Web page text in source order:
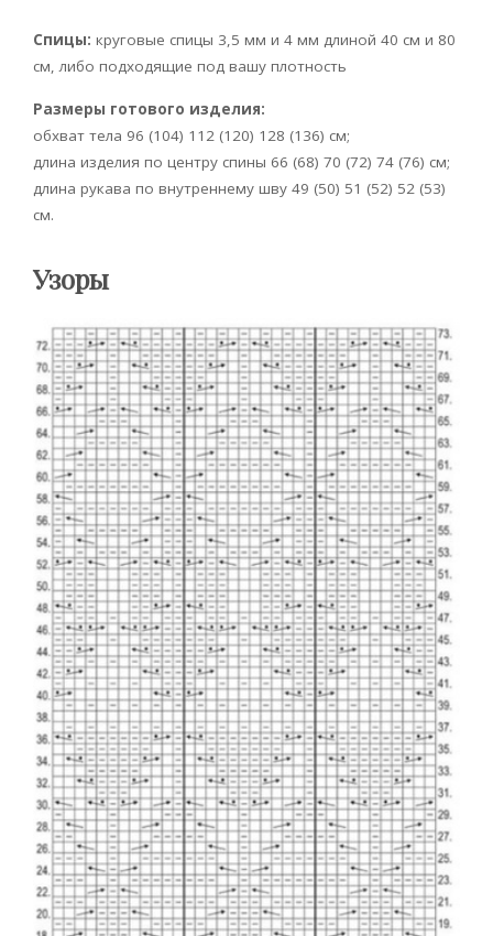
Спицы: круговые спицы 3,5 мм и 4 мм длиной 40 см и 80
см, либо подходящие под вашу плотность
Размеры готового изделия:
обхват тела 96 (104) 112 (120) 128 (136) см;
длина изделия по центру спины 66 (68) 70 (72) 74 (76) см;
длина рукава по внутреннему шву 49 (50) 51 (52) 52 (53)
см.
Узоры